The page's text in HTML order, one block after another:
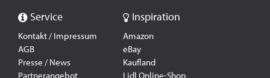
Service
Kontakt / Impressum
AGB
Presse / News
Partnerangebot
Inspiration
Amazon
eBay
Kaufland
Lidl Online-Shop